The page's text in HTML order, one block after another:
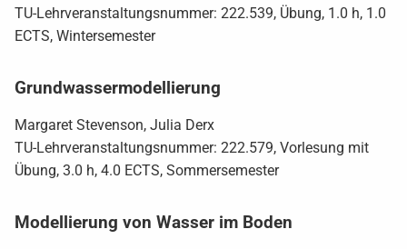
TU-Lehrveranstaltungsnummer: 222.539, Übung, 1.0 h, 1.0
ECTS, Wintersemester
Grundwassermodellierung
Margaret Stevenson, Julia Derx
TU-Lehrveranstaltungsnummer: 222.579, Vorlesung mit
Übung, 3.0 h, 4.0 ECTS, Sommersemester
Modellierung von Wasser im Boden